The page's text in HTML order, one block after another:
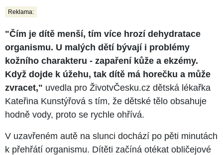
Reklama:
"Čím je dítě menší, tím více hrozí dehydratace
organismu. U malých dětí bývají i problémy
kožního charakteru - zapaření kůže a ekzémy.
Když dojde k úžehu, tak dítě má horečku a může
zvracet," uvedla pro ŽivotvČesku.cz dětská lékařka
Kateřina Kunstýřová s tím, že dětské tělo obsahuje
hodně vody, proto se rychle ohřívá.
V uzavřeném autě na slunci dochází po pěti minutách
k přehřátí organismu. Dítěti začíná otékat obličejové